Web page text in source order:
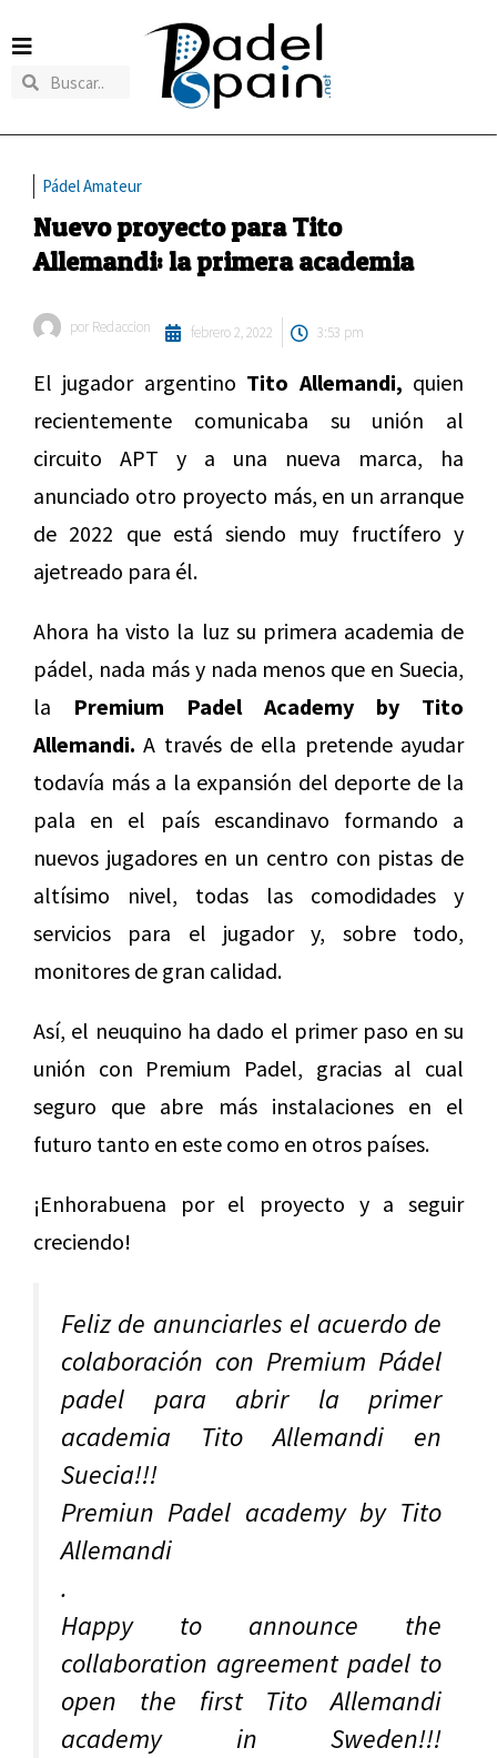
Pádel Amateur
Nuevo proyecto para Tito
Allemandi: la primera academia
por Redaccion febrero 2, 2022 3:53 pm
El jugador argentino Tito Allemandi, quien
recientemente comunicaba su unión al
circuito APT y a una nueva marca, ha
anunciado otro proyecto más, en un arranque
de 2022 que está siendo muy fructífero y
ajetreado para él.
Ahora ha visto la luz su primera academia de
pádel, nada más y nada menos que en Suecia,
la Premium Padel Academy by Tito
Allemandi. A través de ella pretende ayudar
todavía más a la expansión del deporte de la
pala en el país escandinavo formando a
nuevos jugadores en un centro con pistas de
altísimo nivel, todas las comodidades y
servicios para el jugador y, sobre todo,
monitores de gran calidad.
Así, el neuquino ha dado el primer paso en su
unión con Premium Padel, gracias al cual
seguro que abre más instalaciones en el
futuro tanto en este como en otros países.
¡Enhorabuena por el proyecto y a seguir
creciendo!
Feliz de anunciarles el acuerdo de
colaboración con Premium Pádel
padel para abrir la primer
academia Tito Allemandi en
Suecia!!!
Premiun Padel academy by Tito
Allemandi
.
Happy to announce the
collaboration agreement padel to
open the first Tito Allemandi
academy in Sweden!!!